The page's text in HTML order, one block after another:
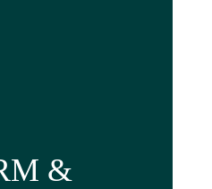
&